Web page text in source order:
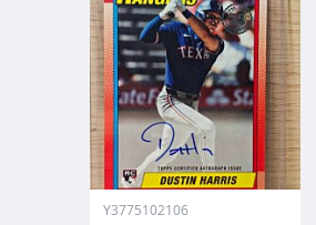
Y3775102106